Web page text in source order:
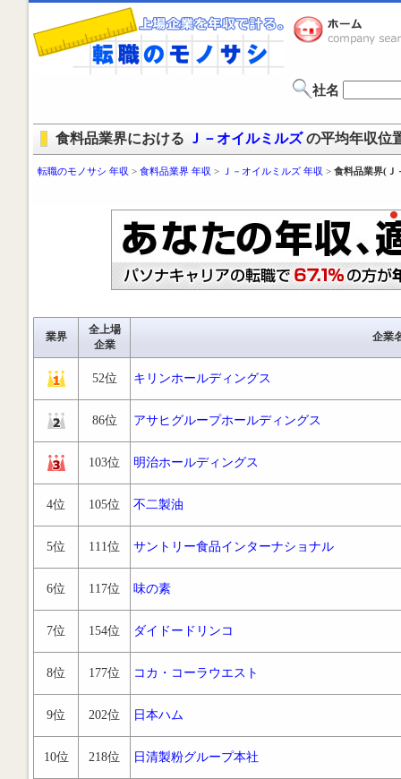
社名
食料品業界における Ｊ－オイルミルズの平均年収位
転職のモノサシ 年収 > 食料品業界 年収 > Ｊ－オイルミルズ 年収 > 食料品業界(Ｊ
業界
全上場
企業
企業
52位 キリンホールディングス
86位 アサヒグループホールディングス
103位 明治ホールディングス
4位 105位 不二製油
5位 111位 サントリー食品インターナショナル
6位 117位 味の素
7位 154位 ダイドードリンコ
8位 177位 コカ・コーラウエスト
9位 202位 日本ハム
10位 218位 日清製粉グループ本社